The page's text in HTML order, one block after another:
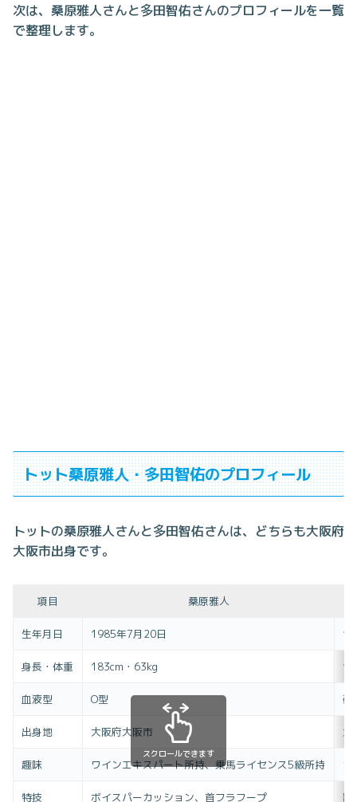
次は、桑原雅人さんと多田智佑さんのプロフィールを一覧
で整理します。
トット桑原雅人・多田智佑のプロフィール
トットの桑原雅人さんと多田智佑さんは、どちらも大阪府
大阪市出身です。
項目 桑原雅人
生年月日 1985年7月20日
身長・体重 183cm・63kg
血液型 O型 確
出身地 大阪府大阪市 大
趣味 ワインエキスパート所持、乗馬ライセンス5級所持 カ
特技 ボイスパーカッション、首フラフープ 歌
スクロールできます